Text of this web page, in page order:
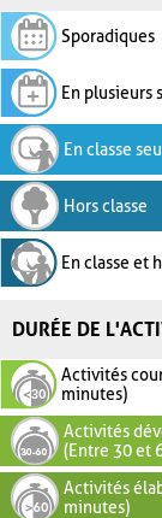
Sporadiques
En plusieurs
En classe
Hors classe
En classe et
DURÉE DE
Activités
minutes)
Activités
(Entre 30 et
Activités
minutes)